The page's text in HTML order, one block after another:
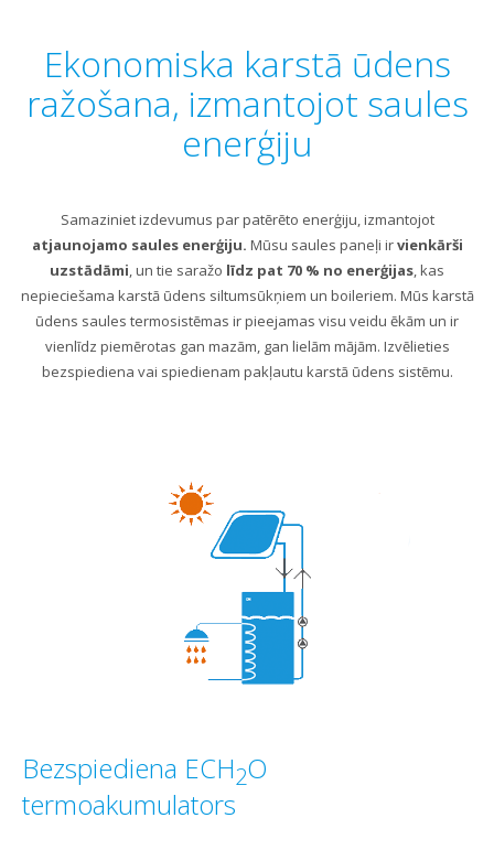
Ekonomiska karstā ūdens
ražošana, izmantojot saules
enerģiju
Samaziniet izdevumus par patērēto enerģiju, izmantojot
atjaunojamo saules enerģiju. Mūsu saules paneļi irvienkārši
uzstādāmi, un tie saražo līdz pat 70 % no enerģijas, kas
nepieciešama karstā ūdens siltumsūkņiem un boileriem. Mūs karstā
ūdens saules termosistēmas ir pieejamas visu veidu ēkām un ir
vienlīdz piemērotas gan mazām, gan lielām mājām. Izvēlieties
bezspiediena vai spiedienam pakļautu karstā ūdens sistēmu.
Bezspiediena ECH2O
termoakumulators